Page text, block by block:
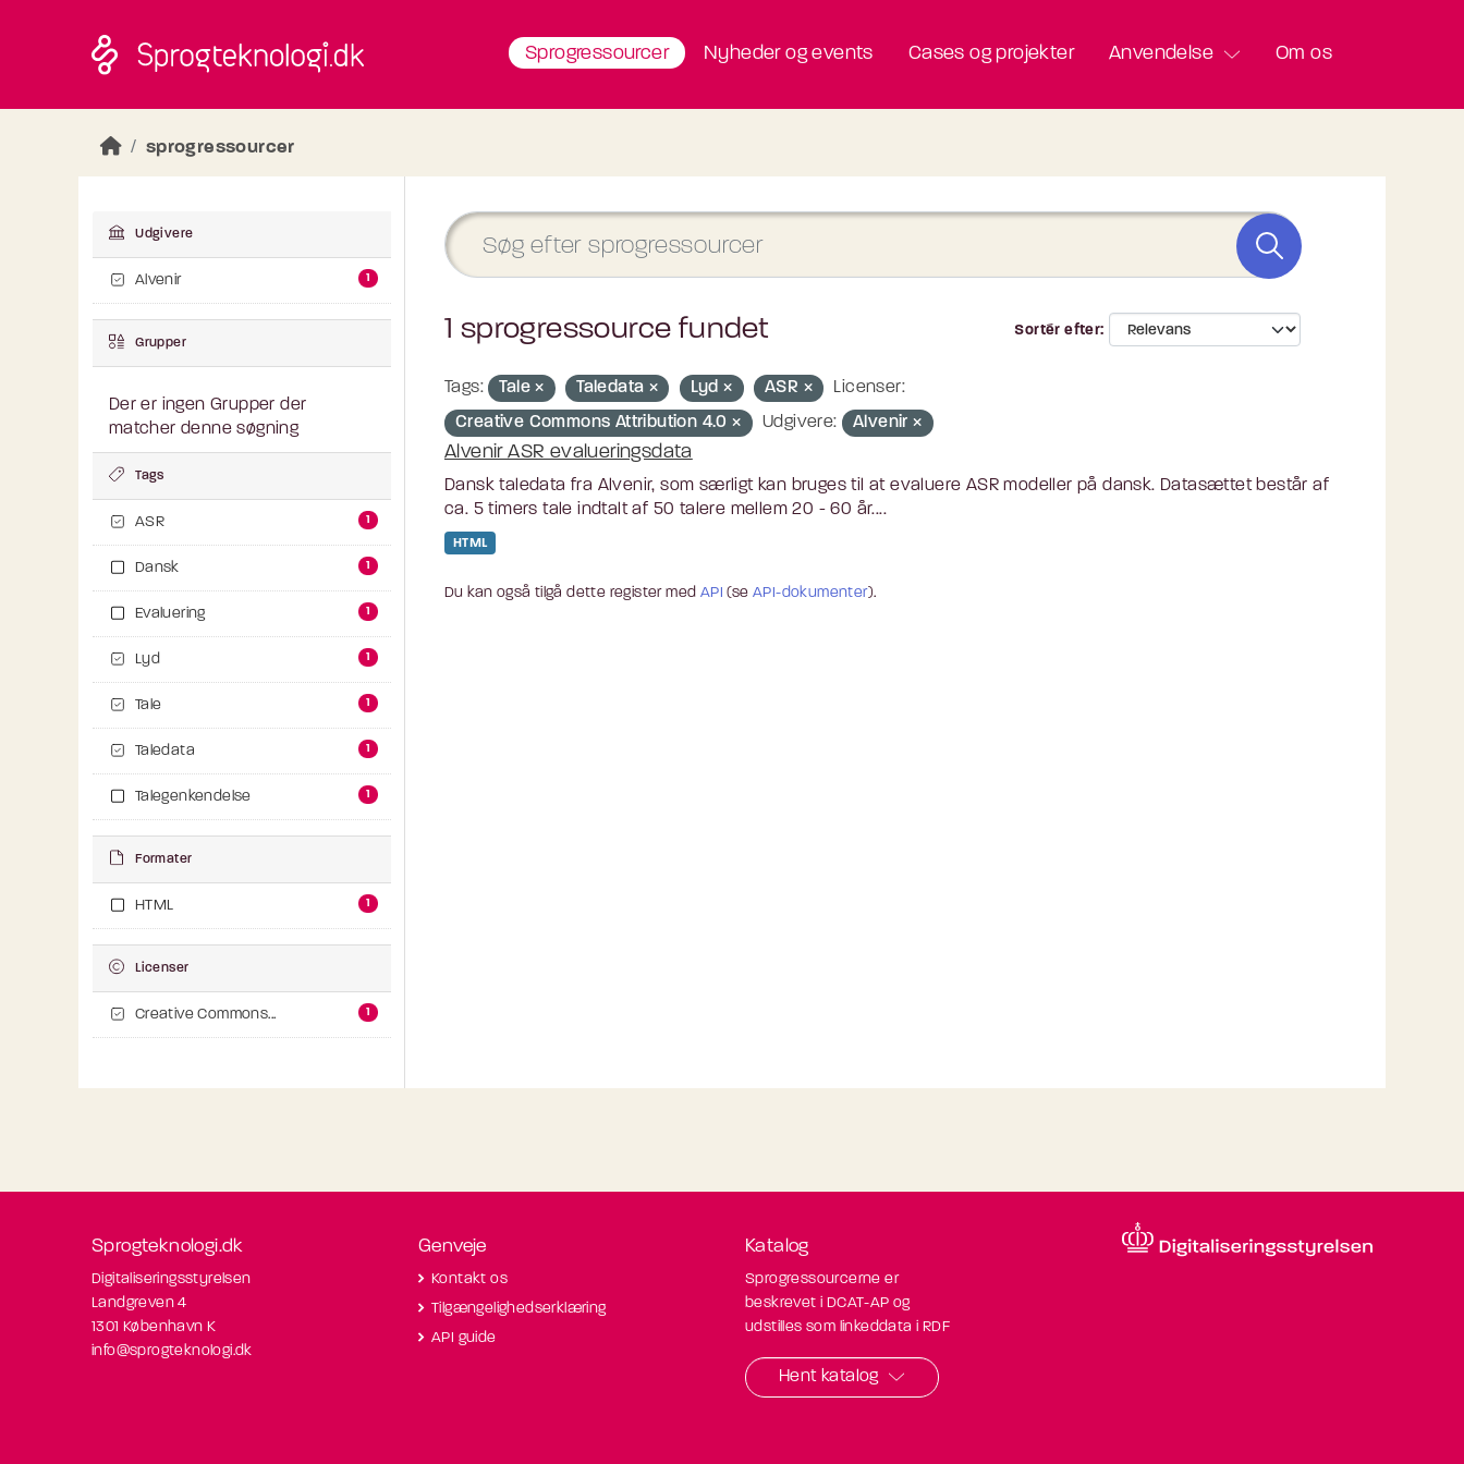
Sprogressourcer Nyheder og events Cases og projekter Anvendelse Om os
sprogressourcer
Udgivere
Alvenir 1
Grupper
Der er ingen Grupper der
matcher denne søgning
Tags
ASR 1
Dansk 1
Evaluering 1
Lyd 1
Tale 1
Taledata 1
Talegenkendelse 1
Formater
HTML 1
Licenser
Creative Commons... 1
Sortér efter
1 sprogressource fundet
Tags: Tale Taledata Lyd ASR
Licenser:
Creative Commons Attribution 4.0
Udgivere: Alvenir
Alvenir ASR evalueringsdata
Dansk taledata fra Alvenir, som særligt kan bruges til at evaluere ASR modeller på dansk. Datasættet består af
ca. 5 timers tale indtalt af 50 talere mellem 20 - 60 år....
HTML
Du kan også tilgå dette register med API (seAPI-dokumenter).
Sprogteknologi.dk
Digitaliseringsstyrelsen
Landgreven 4
1301 København K
info@sprogteknologi.dk
Genveje
Kontakt os
Tilgængelighedserklæring
API guide
Katalog
Sprogressourcerne er
beskrevet i DCAT-AP og
udstilles som linkeddata i RDF
Hent katalog